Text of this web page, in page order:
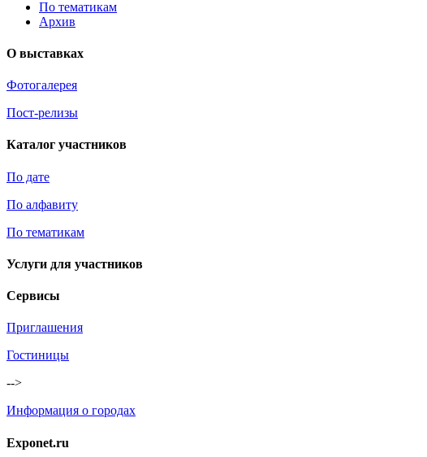
По тематикам
Архив
О выставках
Фотогалерея
Пост-релизы
Каталог участников
По дате
По алфавиту
По тематикам
Услуги для участников
Сервисы
Приглашения
Гостиницы
-->
Информация о городах
Exponet.ru